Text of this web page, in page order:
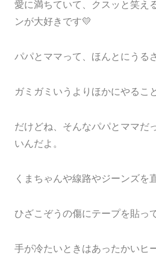
愛に満ちていて、クスッと笑え
ンが大好きです💛
パパとママって、ほんとにうる
ガミガミいうよりほかにやるこ
だけどね、そんなパパとママだ
いんだよ。
くまちゃんや線路やジーンズを
ひざこぞうの傷にテープを貼っ
手が冷たいときはあったかいヒ